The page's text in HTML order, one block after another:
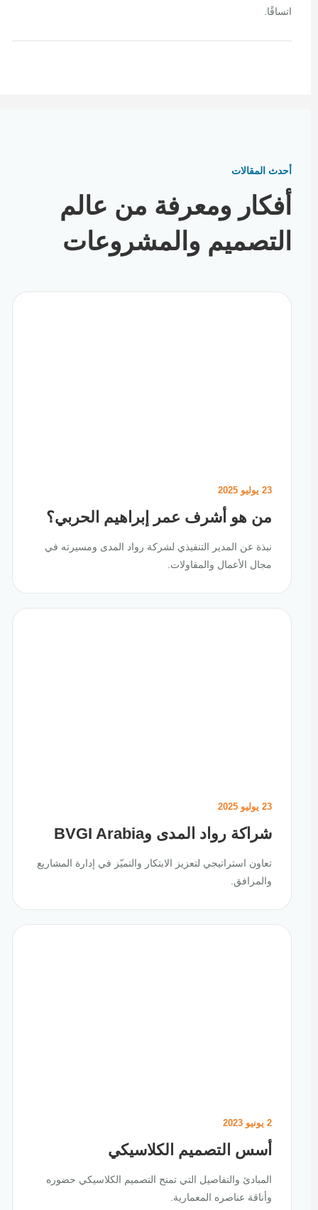
اتساقًا.
أحدث المقالات
أفكار ومعرفة من عالم
التصميم والمشروعات
23 يوليو 2025
من هو أشرف عمر إبراهيم الحربي؟
نبذة عن المدير التنفيذي لشركة رواد المدى ومسيرته في
مجال الأعمال والمقاولات.
23 يوليو 2025
شراكة رواد المدى وBVGI Arabia
تعاون استراتيجي لتعزيز الابتكار والتميّز في إدارة المشاريع
والمرافق.
أسس التصميم الكلاسيكي
المبادئ والتفاصيل التي تمنح التصميم الكلاسيكي حضوره
وأناقة عناصره المعمارية.